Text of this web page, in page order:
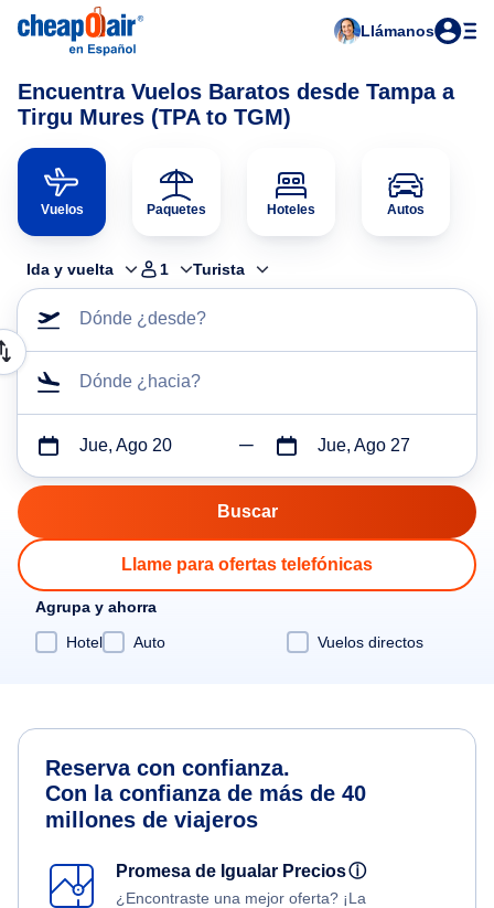
Llámanos
Encuentra Vuelos Baratos desde Tampa a
Tirgu Mures (TPA to TGM)
Vuelos Paquetes Hoteles Autos
Ida y vuelta 1 Turista
Dónde ¿desde?
Dónde ¿hacia?
Jue, Ago 20 Jue, Ago 27
Llame para ofertas telefónicas
Agrupa y ahorra
Hotel
Auto Vuelos directos
Reserva con confianza.
Con la confianza de más de 40
millones de viajeros
Promesa de Igualar Preciosⓘ
¿Encontraste una mejor oferta? ¡La